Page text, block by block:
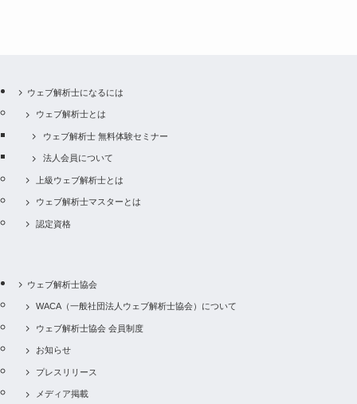
ウェブ解析士になるには
ウェブ解析士とは
ウェブ解析士 無料体験セミナー
法人会員について
上級ウェブ解析士とは
ウェブ解析士マスターとは
認定資格
ウェブ解析士協会
WACA（一般社団法人ウェブ解析士協会）について
ウェブ解析士協会 会員制度
お知らせ
プレスリリース
メディア掲載